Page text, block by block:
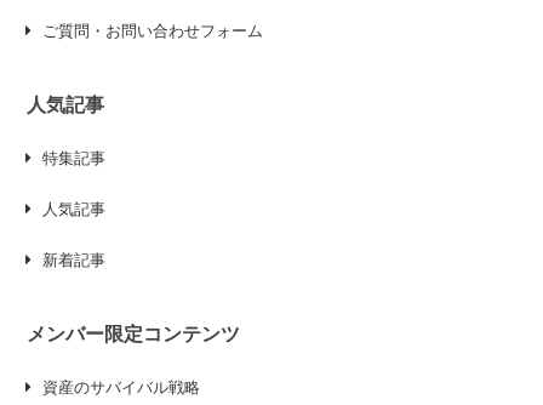
ご質問・お問い合わせフォーム
人気記事
特集記事
人気記事
新着記事
メンバー限定コンテンツ
資産のサバイバル戦略